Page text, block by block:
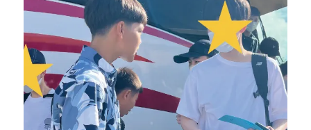
グアムのお土産
キャンペーン実施中
三世代で楽しめるおすすめツアー
グアム滞在をサポート